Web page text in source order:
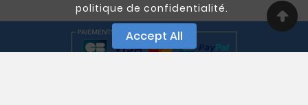
politique de confidentialité.
Accept All